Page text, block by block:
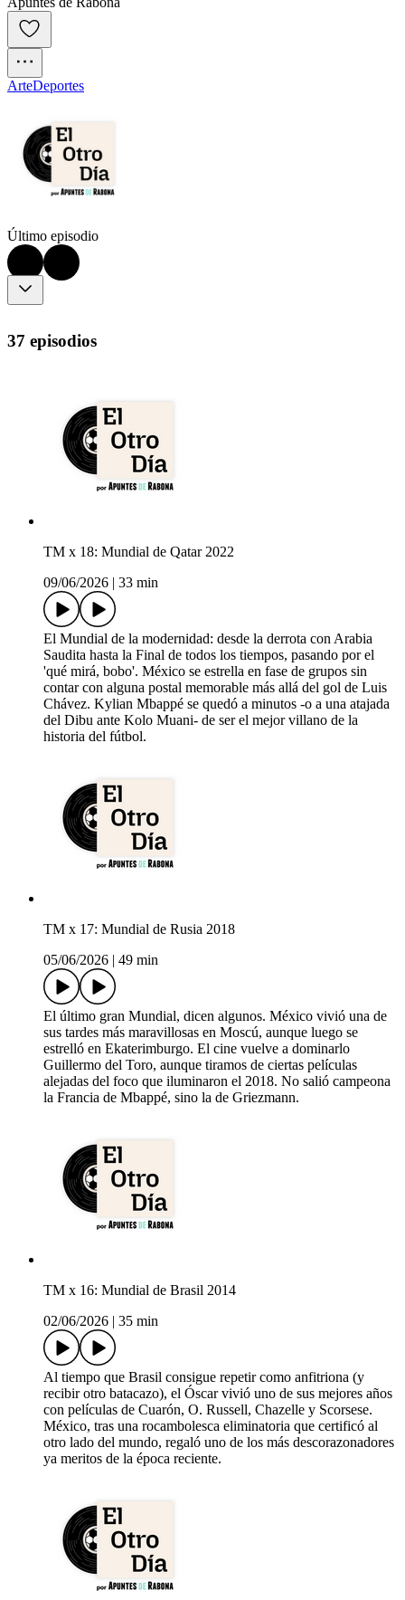
ArteDeportes
Último episodio
37 episodios
TM x 18: Mundial de Qatar 2022
09/06/2026
33 min
El Mundial de la modernidad: desde la derrota con Arabia
Saudita hasta la Final de todos los tiempos, pasando por el
'qué mirá, bobo'. México se estrella en fase de grupos sin
contar con alguna postal memorable más allá del gol de Luis
Chávez. Kylian Mbappé se quedó a minutos -o a una atajada
del Dibu ante Kolo Muani- de ser el mejor villano de la
historia del fútbol.
TM x 17: Mundial de Rusia 2018
05/06/2026
49 min
El último gran Mundial, dicen algunos. México vivió una de
sus tardes más maravillosas en Moscú, aunque luego se
estrelló en Ekaterimburgo. El cine vuelve a dominarlo
Guillermo del Toro, aunque tiramos de ciertas películas
alejadas del foco que iluminaron el 2018. No salió campeona
la Francia de Mbappé, sino la de Griezmann.
TM x 16: Mundial de Brasil 2014
02/06/2026
35 min
Al tiempo que Brasil consigue repetir como anfitriona (y
recibir otro batacazo), el Óscar vivió uno de sus mejores años
con películas de Cuarón, O. Russell, Chazelle y Scorsese.
México, tras una rocambolesca eliminatoria que certificó al
otro lado del mundo, regaló uno de los más descorazonadores
ya meritos de la época reciente.